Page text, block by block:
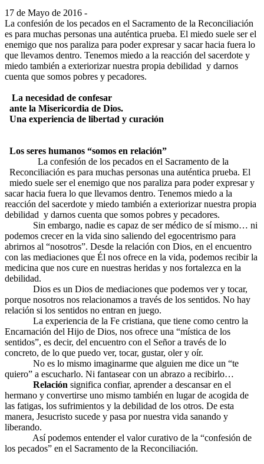
17 de Mayo de 2016 -
La confesión de los pecados en el Sacramento de la Reconciliación
es para muchas personas una auténtica prueba. El miedo suele ser el
enemigo que nos paraliza para poder expresar y sacar hacia fuera lo
que llevamos dentro. Tenemos miedo a la reacción del sacerdote y
miedo también a exteriorizar nuestra propia debilidad y darnos
cuenta que somos pobres y pecadores.
La necesidad de confesar
ante la Misericordia de Dios.
Una experiencia de libertad y curación
Los seres humanos “somos en relación”
La confesión de los pecados en el Sacramento de la
Reconciliación es para muchas personas una auténtica prueba. El
miedo suele ser el enemigo que nos paraliza para poder expresar y
sacar hacia fuera lo que llevamos dentro. Tenemos miedo a la
reacción del sacerdote y miedo también a exteriorizar nuestra propia
debilidad y darnos cuenta que somos pobres y pecadores.
Sin embargo, nadie es capaz de ser médico de sí mismo… ni
podemos crecer en la vida sino saliendo del egocentrismo para
abrirnos al “nosotros”. Desde la relación con Dios, en el encuentro
con las mediaciones que Él nos ofrece en la vida, podemos recibir la
medicina que nos cure en nuestras heridas y nos fortalezca en la
debilidad.
Dios es un Dios de mediaciones que podemos ver y tocar,
porque nosotros nos relacionamos a través de los sentidos. No hay
relación si los sentidos no entran en juego.
La experiencia de la Fe cristiana, que tiene como centro la
Encarnación del Hijo de Dios, nos ofrece una “mística de los
sentidos”, es decir, del encuentro con el Señor a través de lo
concreto, de lo que puedo ver, tocar, gustar, oler y oír.
No es lo mismo imaginarme que alguien me dice un “te
quiero” a escucharlo. Ni fantasear con un abrazo a recibirlo…
Relación significa confiar, aprender a descansar en el
hermano y convertirse uno mismo también en lugar de acogida de
las fatigas, los sufrimientos y la debilidad de los otros. De esta
manera, Jesucristo sucede y pasa por nuestra vida sanando y
liberando.
Así podemos entender el valor curativo de la “confesión de
los pecados” en el Sacramento de la Reconciliación.